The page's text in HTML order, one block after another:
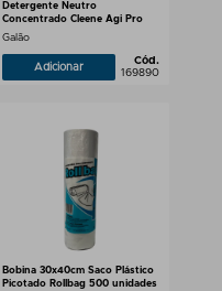
Detergente Neutro
Concentrado Cleene Agi Pro
Galão
Adicionar
Cód.
169890
Bobina 30x40cm Saco Plástico
Picotado Rollbag 500 unidades